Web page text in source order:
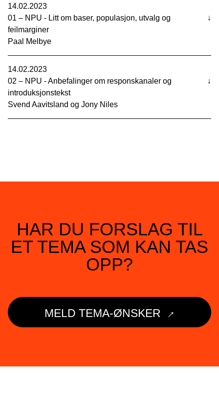
14.02.2023
01 – NPU - Litt om baser, populasjon, utvalg og
feilmarginer
Paal Melbye
↓
14.02.2023
02 – NPU - Anbefalinger om responskanaler og
introduksjonstekst
Svend Aavitsland og Jony Niles
↓
HAR DU FORSLAG TIL
ET TEMA SOM KAN TAS
OPP?
MELD TEMA-ØNSKER →